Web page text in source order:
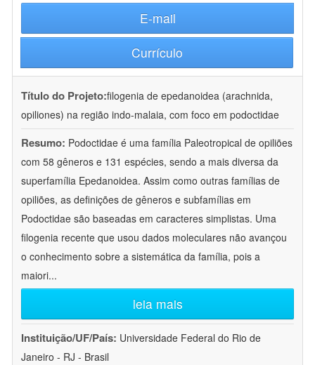
E-mail
Currículo
Título do Projeto:filogenia de epedanoidea (arachnida,
opiliones) na região indo-malaia, com foco em podoctidae
Resumo: Podoctidae é uma família Paleotropical de opiliões
com 58 gêneros e 131 espécies, sendo a mais diversa da
superfamília Epedanoidea. Assim como outras famílias de
opiliões, as definições de gêneros e subfamílias em
Podoctidae são baseadas em caracteres simplistas. Uma
filogenia recente que usou dados moleculares não avançou
o conhecimento sobre a sistemática da família, pois a
maiori...
leia mais
Instituição/UF/País: Universidade Federal do Rio de
Janeiro - RJ - Brasil